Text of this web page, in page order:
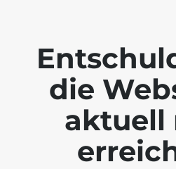
die
aktuell